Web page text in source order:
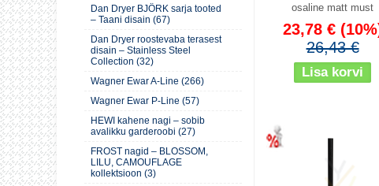
Dan Dryer BJÖRK sarja tooted
– Taani disain (67)
Dan Dryer roostevaba terasest
disain – Stainless Steel
Collection (32)
Wagner Ewar A-Line (266)
Wagner Ewar P-Line (57)
HEWI kahene nagi – sobib
avalikku garderoobi (27)
FROST nagid – BLOSSOM,
LILU, CAMOUFLAGE
kollektsioon (3)
osaline matt must
23,78 €
26,43 €
Soodus